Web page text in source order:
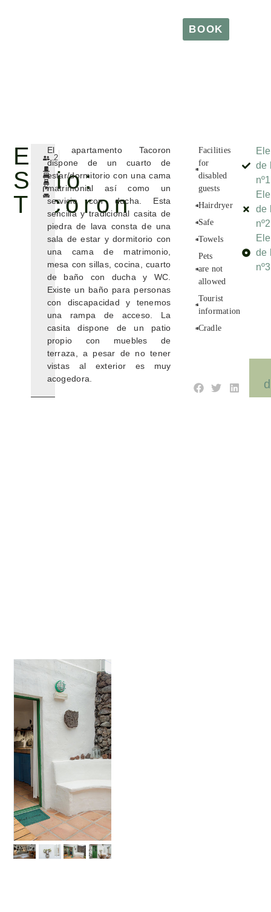
BOOKBOOK
El
Sitio:
Tacoron
2
El apartamento Tacoron
dispone de un cuarto de
estar/dormitorio con una cama
matrimonial así como un
servicio con ducha. Esta
sencilla y tradicional casita de
piedra de lava consta de una
sala de estar y dormitorio con
una cama de matrimonio,
mesa con sillas, cocina, cuarto
de baño con ducha y WC.
Existe un baño para personas
con discapacidad y tenemos
una rampa de acceso. La
casita dispone de un patio
propio con muebles de
terraza, a pesar de no tener
vistas al exterior es muy
acogedora.
Facilities
for
disabled
guests
Hairdryer
Safe
Towels
Pets
are not
allowed
Tourist
information
Cradle
de
nº1
de
nº2
de
nº3